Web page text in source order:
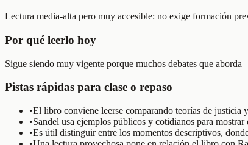
Lectura media-alta pero muy accesible: no exige formación
Por qué leerlo hoy
Sigue siendo muy vigente porque muchos debates que
Pistas rápidas para clase o repaso
•El libro conviene leerse comparando teorías de justicia
•Sandel usa ejemplos públicos y cotidianos para
•Es útil distinguir entre los momentos descriptivos,